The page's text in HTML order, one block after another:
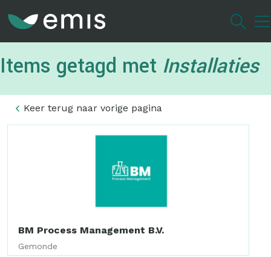
inhoud
Items getagd met Installaties
Keer terug naar vorige pagina
BM Process Management B.V.
Gemonde